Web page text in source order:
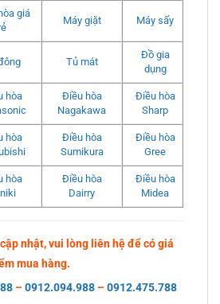
giá
Máy giặt Máy sấy
Tủ mát
Đồ gia
dụng
hòa
Điều hòa
Nagakawa
Điều hòa
Sharp
hòa
Điều hòa
Sumikura
Điều hòa
Gree
hòa
Điều hòa
Dairry
Điều hòa
Midea
nhật, vui lòng liên hệ để có giá
mua hàng.
–0912.094.988 –0912.475.788